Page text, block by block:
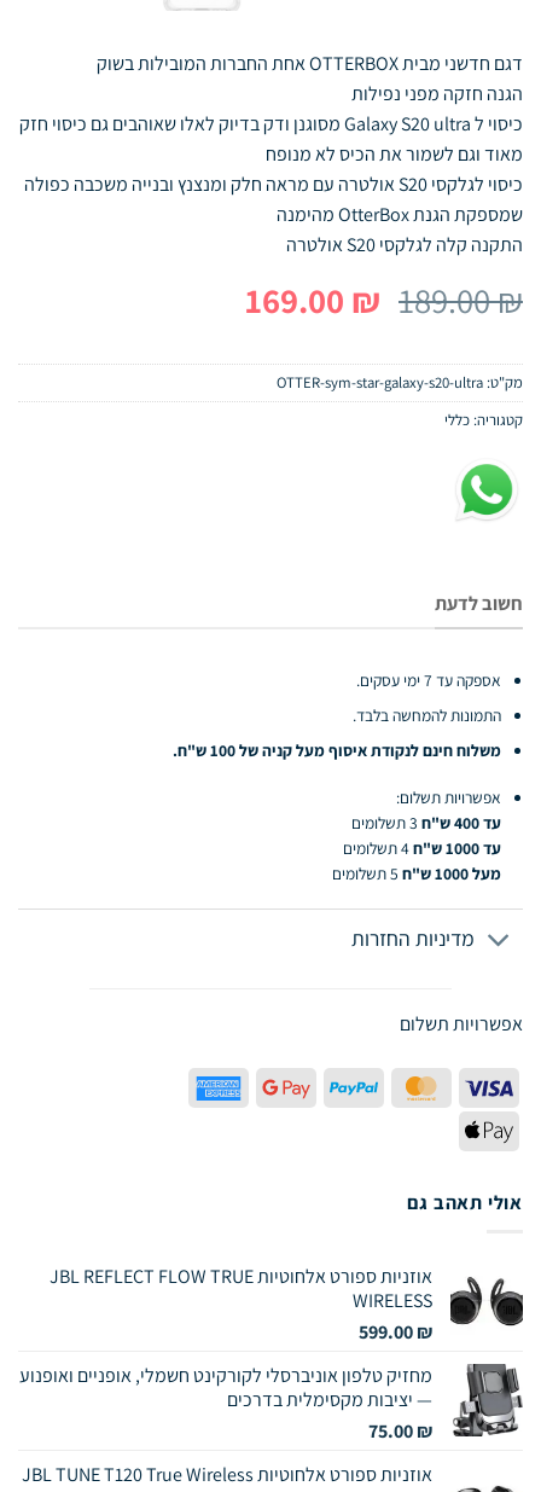
דגם חדשני מבית OTTERBOX אחת החברות המובילות בשוק
הגנה חזקה מפני נפילות
כיסוי ל Galaxy S20 ultra מסוגנן ודק בדיוק לאלו שאוהבים גם כיסוי חזק
מאוד וגם לשמור את הכיס לא מנופח
כיסוי לגלקסי S20 אולטרה עם מראה חלק ומנצנץ ובנייה משכבה כפולה
שמספקת הגנת OtterBox מהימנה
התקנה קלה לגלקסי S20 אולטרה
189.00₪ המחיר
היה:
189.00 ₪.
169.00 ₪ המחיר
הוא:
169.00 ₪. מק"ט: OTTER-sym-star-galaxy-s20-ultra
קטגוריה: כללי
חשוב לדעת
אספקה עד 7 ימי עסקים.
התמונות להמחשה בלבד.
משלוח חינם לנקודת איסוף מעל קניה של 100 ש"ח.
אפשרויות תשלום:
עד 400 ש"ח
3 תשלומים
עד 1000 ש"ח
4 תשלומים
מעל 1000 ש"ח
5 תשלומים
מדיניות החזרות
אפשרויות תשלום
Visa
MasterCard
PayPal
Google
Pay
Express
Apple
Pay
אולי תאהב גם
אוזניות ספורט אלחוטיות JBL REFLECT FLOW TRUE
WIRELESS
599.00₪
מחזיק טלפון אוניברסלי לקורקינט חשמלי, אופניים ואופנוע
— יציבות מקסימלית בדרכים
75.00₪
אוזניות ספורט אלחוטיות JBL TUNE T120 True Wireless